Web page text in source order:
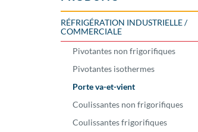
RÉFRIGÉRATION INDUSTRIELLE /
COMMERCIALE
Pivotantes non frigorifiques
Pivotantes isothermes
Porte va-et-vient
Coulissantes non frigorifiques
Coulissantes frigorifiques